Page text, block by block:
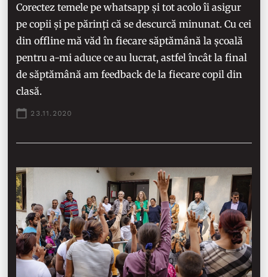
Corectez temele pe whatsapp și tot acolo îi asigur
pe copii și pe părinți că se descurcă minunat. Cu cei
din offline mă văd în fiecare săptămână la școală
pentru a-mi aduce ce au lucrat, astfel încât la final
de săptămână am feedback de la fiecare copil din
clasă.
23.11.2020